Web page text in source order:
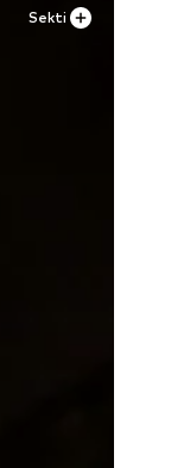
Sekti